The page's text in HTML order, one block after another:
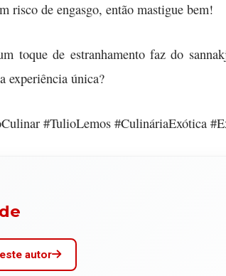
risco de engasgo, então mastigue bem!
toque de estranhamento faz do
experiência única?
#TulioLemos #CulináriaExótica
autor